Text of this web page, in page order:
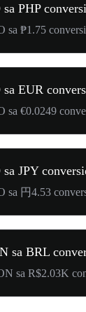
PHP
sa ₱1.75
EUR
sa €0.0249
JPY
sa 円4.53
sa BRL
sa R$2.03K